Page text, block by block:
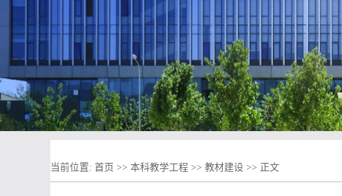
当前位置: 首页 >> 本科教学工程 >> 教材建设 >> 正文